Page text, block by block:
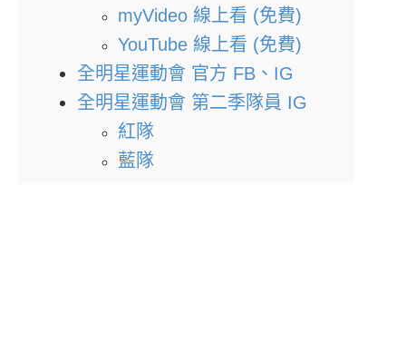
myVideo 線上看 (免費)
YouTube 線上看 (免費)
全明星運動會 官方 FB、IG
全明星運動會 第二季隊員 IG
紅隊
藍隊